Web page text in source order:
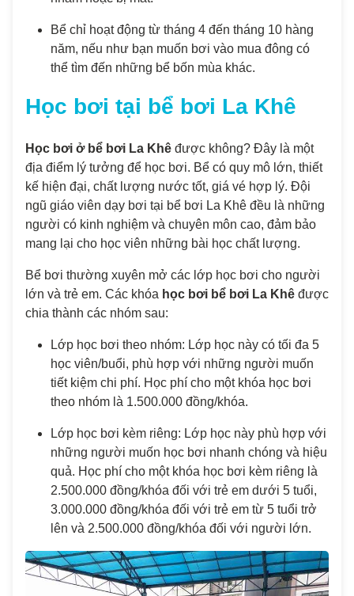
Bể chỉ hoạt động từ tháng 4 đến tháng 10 hàng
năm, nếu như bạn muốn bơi vào mua đông có
thể tìm đến những bể bốn mùa khác.
Học bơi tại bể bơi La Khê
Học bơi ở bể bơi La Khê được không? Đây là một
địa điểm lý tưởng để học bơi. Bể có quy mô lớn, thiết
kế hiện đại, chất lượng nước tốt, giá vé hợp lý. Đội
ngũ giáo viên dạy bơi tại bể bơi La Khê đều là những
người có kinh nghiệm và chuyên môn cao, đảm bảo
mang lại cho học viên những bài học chất lượng.
Bể bơi thường xuyên mở các lớp học bơi cho người
lớn và trẻ em. Các khóa học bơi bể bơi La Khê được
chia thành các nhóm sau:
Lớp học bơi theo nhóm: Lớp học này có tối đa 5
học viên/buổi, phù hợp với những người muốn
tiết kiệm chi phí. Học phí cho một khóa học bơi
theo nhóm là 1.500.000 đồng/khóa.
Lớp học bơi kèm riêng: Lớp học này phù hợp với
những người muốn học bơi nhanh chóng và hiệu
quả. Học phí cho một khóa học bơi kèm riêng là
2.500.000 đồng/khóa đối với trẻ em dưới 5 tuổi,
3.000.000 đồng/khóa đối với trẻ em từ 5 tuổi trở
lên và 2.500.000 đồng/khóa đối với người lớn.